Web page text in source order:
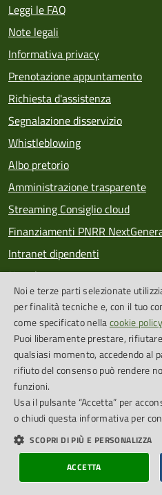
Leggi le FAQ
Note legali
Informativa privacy
Prenotazione appuntamento
Richiesta d'assistenza
Segnalazione disservizio
Whistleblowing
Albo pretorio
Amministrazione trasparente
Streaming Consiglio cloud
Finanziamenti PNRR
Intranet dipendenti
Newsletter
PagoPA
SEGUICI SU
Feed RSS
Cookie Policy
Credits
Dichiarazione di
Obiettivi accessibilità
Noi e terze parti selezionate
per finalità tecniche e, con il tuo
come specificato nellacookie policy
Puoi liberamente prestare,
qualsiasi momento, accedendo al
rifiuto del consenso può rendere
funzioni.
Usa il pulsante “Accetta” per
o chiudi questa informativa per
SCOPRI DI PIÙ E PERSONALIZZA
ACCETTA